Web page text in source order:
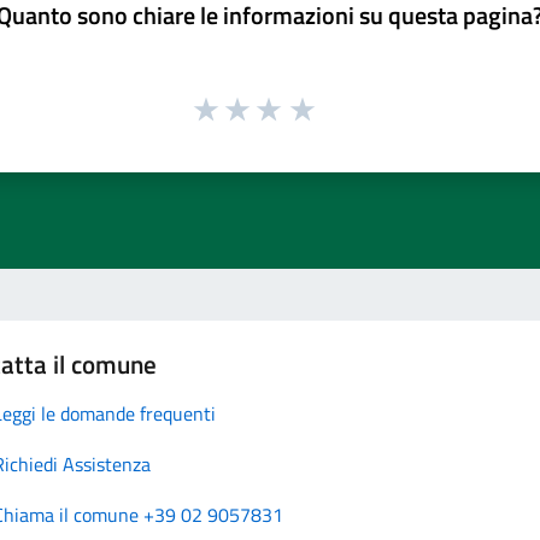
sono chiare le informazioni su questa
il comune
le domande frequenti
Assistenza
il comune +39 02 9057831